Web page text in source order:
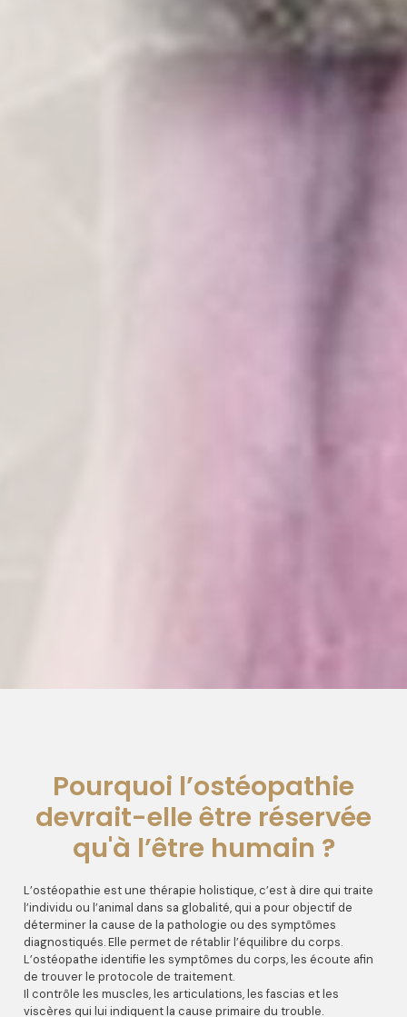
Pourquoi l’ostéopathie
devrait-elle être réservée
qu'à l’être humain ?
L’ostéopathie est une thérapie holistique, c’est à dire qui traite
l’individu ou l’animal dans sa globalité, qui a pour objectif de
déterminer la cause de la pathologie ou des symptômes
diagnostiqués. Elle permet de rétablir l’équilibre du corps.
L’ostéopathe identifie les symptômes du corps, les écoute afin
de trouver le protocole de traitement.
Il contrôle les muscles, les articulations, les fascias et les
viscères qui lui indiquent la cause primaire du trouble.